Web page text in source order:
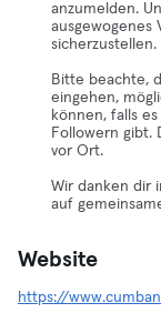
anzumelden.
ausgewogenes
sicherzustellen.
Bitte beachte,
eingehen,
können, falls
Followern gibt.
vor Ort.
Wir danken dir
auf
Website
https://